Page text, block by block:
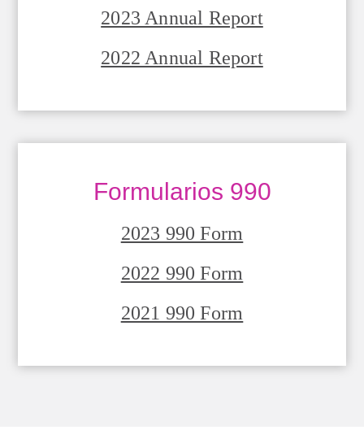
2023 Annual Report
2022 Annual Report
Formularios 990
2023 990 Form
2022 990 Form
2021 990 Form